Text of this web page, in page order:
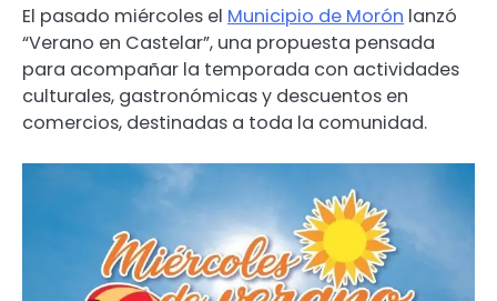
El pasado miércoles el Municipio de Morón lanzó
“Verano en Castelar”, una propuesta pensada
para acompañar la temporada con actividades
culturales, gastronómicas y descuentos en
comercios, destinadas a toda la comunidad.